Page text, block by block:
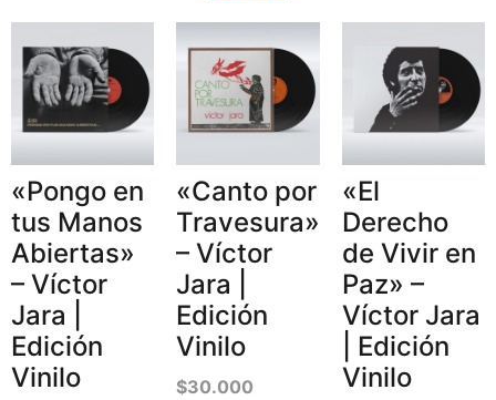
«Pongo en
tus Manos
Abiertas»
– Víctor
Jara |
Edición
Vinilo
«Canto por
Travesura»
– Víctor
Jara |
Edición
Vinilo
$30.000
«El
Derecho
de Vivir en
Paz» –
Víctor Jara
| Edición
Vinilo